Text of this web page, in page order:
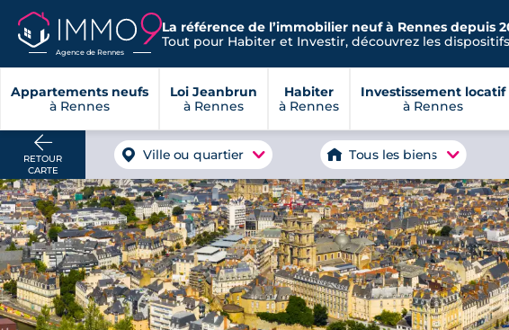
Agence de Rennes
La référence de l’immobilier neuf à Rennes depuis
Tout pour Habiter et Investir, découvrez les
Appartements neufs
à Rennes
Loi Jeanbrun
à Rennes
Habiter
à Rennes
Investissement locatif
à Rennes
RETOUR
CARTE
Ville ou quartier Tous les biens